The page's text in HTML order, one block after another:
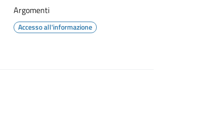
Argomenti
Accesso all'informazione